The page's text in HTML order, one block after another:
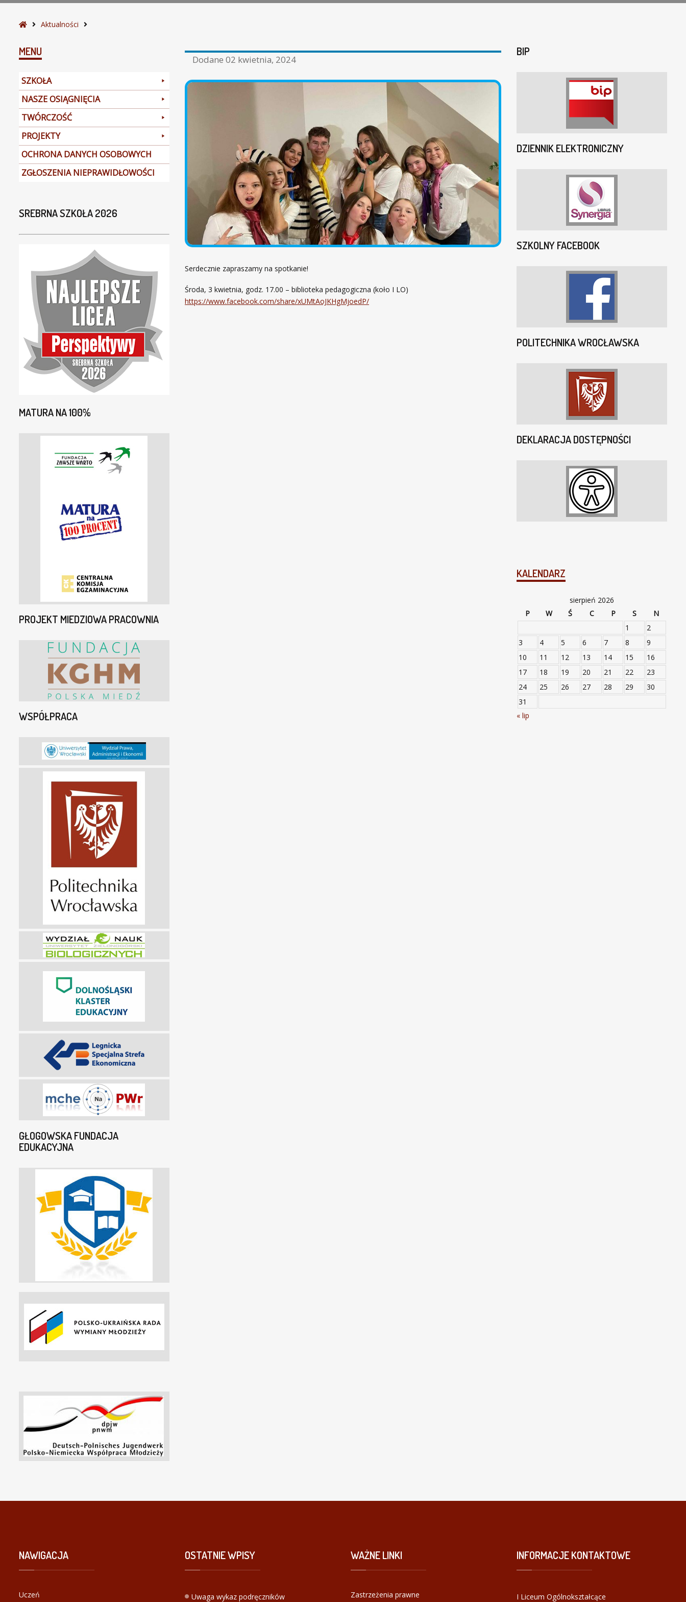
S
r
o
a
g
ó
w
n
a
Aktualności
Dodane 02 kwietnia, 2024
Serdecznie zapraszamy na spotkanie!
Środa, 3 kwietnia, godz. 17.00 – biblioteka pedagogiczna (koło I LO)
https://www.facebook.com/share/xUMtAoJKHgMjoedP/
MENU
SZKOŁA
NASZE OSIĄGNIĘCIA
TWÓRCZOŚĆ
PROJEKTY
OCHRONA DANYCH OSOBOWYCH
ZGŁOSZENIA NIEPRAWIDŁOWOŚCI
SREBRNA SZKOŁA 2026
MATURA NA 100%
PROJEKT MIEDZIOWA PRACOWNIA
WSPÓŁPRACA
GŁOGOWSKA FUNDACJA
EDUKACYJNA
BIP
DZIENNIK ELEKTRONICZNY
SZKOLNY FACEBOOK
POLITECHNIKA WROCŁAWSKA
DEKLARACJA DOSTĘPNOŚCI
KALENDARZ
sierpień 2026
P
W Ś C P S
N
1
2
3
4 5 6 7 8
9
10
11 12 13 14 15
16
17
18 19 20 21 22
23
24
25 26 27 28 29
30
31
« lip
NAWIGACJA
Uczeń
OSTATNIEWPISY
Uwaga wykaz podręczników
WAŻNELINKI
Zastrzeżenia prawne
INFORMACJEKONTAKTOWE
I Liceum Ogólnokształcące